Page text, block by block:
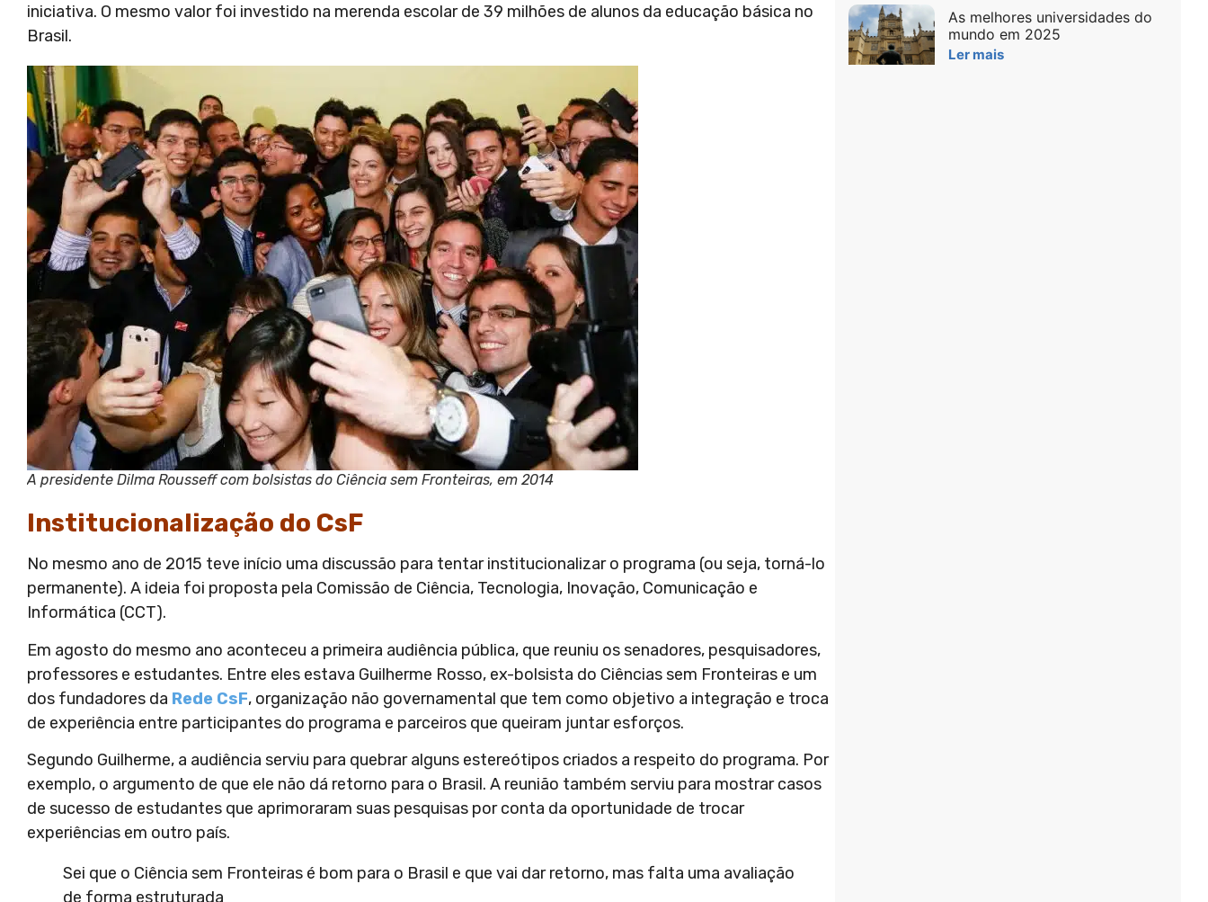
iniciativa. O mesmo valor foi investido na merenda escolar de 39 milhões de alunos da educação básica no
Brasil.
A presidente Dilma Rousseff com bolsistas do Ciência sem Fronteiras, em 2014
Institucionalização do CsF
No mesmo ano de 2015 teve início uma discussão para tentar institucionalizar o programa (ou seja, torná-lo
permanente). A ideia foi proposta pela Comissão de Ciência, Tecnologia, Inovação, Comunicação e
Informática (CCT).
Em agosto do mesmo ano aconteceu a primeira audiência pública, que reuniu os senadores, pesquisadores,
professores e estudantes. Entre eles estava Guilherme Rosso, ex-bolsista do Ciências sem Fronteiras e um
dos fundadores da Rede CsF, organização não governamental que tem como objetivo a integração e troca
de experiência entre participantes do programa e parceiros que queiram juntar esforços.
Segundo Guilherme, a audiência serviu para quebrar alguns estereótipos criados a respeito do programa. Por
exemplo, o argumento de que ele não dá retorno para o Brasil. A reunião também serviu para mostrar casos
de sucesso de estudantes que aprimoraram suas pesquisas por conta da oportunidade de trocar
experiências em outro país.
Sei que o Ciência sem Fronteiras é bom para o Brasil e que vai dar retorno, mas falta uma avaliação
de forma estruturada
As melhores universidades do
mundo em 2025
Ler mais